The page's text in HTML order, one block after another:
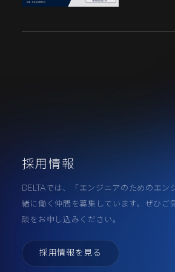
採用情報
DELTAでは、「エンジニアのためのエン
緒に働く仲間を募集しています。ぜひご
談をお申し込みください。
採用情報を見る